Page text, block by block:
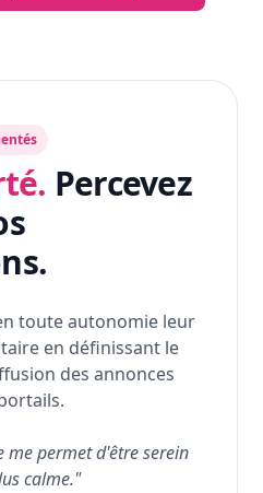
Percevez
toute autonomie leur
en définissant le
des annonces
permet d'être serein
calme."